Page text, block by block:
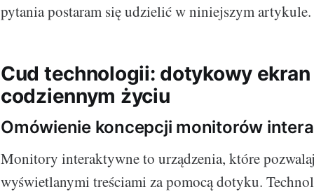
pytania postaram się udzielić w niniejszym artykule.
Cud technologii: dotykowy
codziennym życiu
Omówienie koncepcji monitorów
Monitory interaktywne to urządzenia, które
wyświetlanymi treściami za pomocą dotyku.